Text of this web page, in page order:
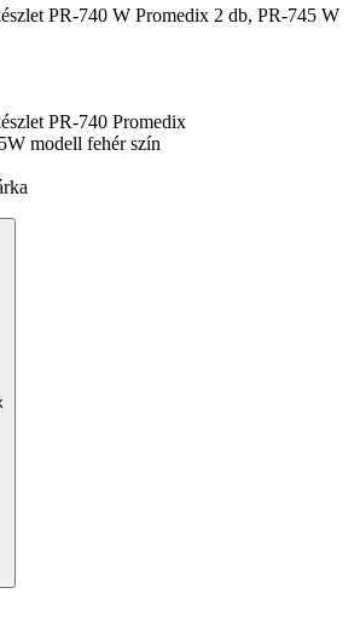
PR-740 W Promedix 2 db, PR-745 W
PR-740 Promedix
modell fehér szín